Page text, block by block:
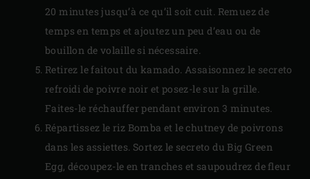
20 minutes jusqu’à ce qu’il soit cuit. Remuez de
temps en temps et ajoutez un peu d’eau ou de
bouillon de volaille si nécessaire.
Retirez le faitout du kamado. Assaisonnez le secreto
refroidi de poivre noir et posez-le sur la grille.
Faites-le réchauffer pendant environ 3 minutes.
Répartissez le riz Bomba et le chutney de poivrons
dans les assiettes. Sortez le secreto du Big Green
Egg, découpez-le en tranches et saupoudrez de fleur